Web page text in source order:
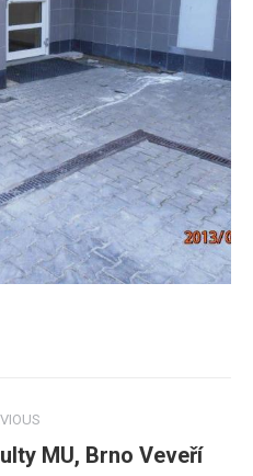
Previous
MU, Brno Veveří